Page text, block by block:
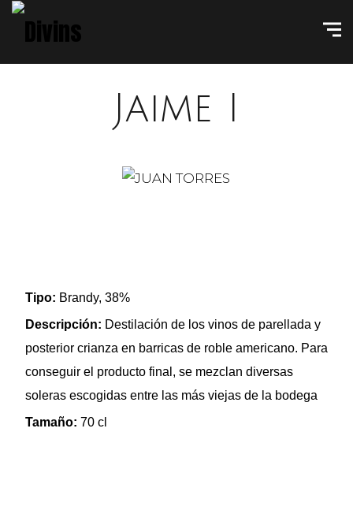
Jaime I
Tipo: Brandy, 38%
Descripción: Destilación de los vinos de parellada y
posterior crianza en barricas de roble americano. Para
conseguir el producto final, se mezclan diversas
soleras escogidas entre las más viejas de la bodega
Tamaño:70 cl